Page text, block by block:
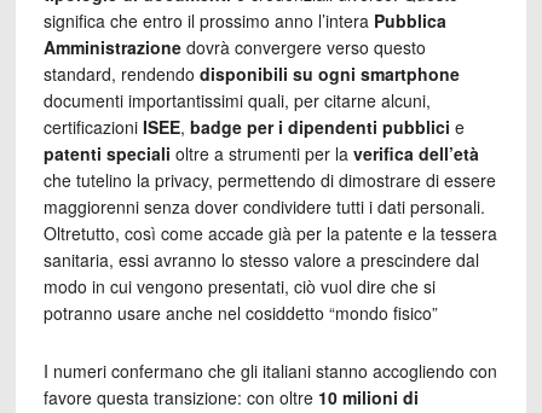
significa che entro il prossimo anno l’intera Pubblica
Amministrazionedovrà convergere verso questo
standard, rendendo disponibili su ogni smartphone
documenti importantissimi quali, per citarne alcuni,
certificazioni ISEE, badge per i dipendenti pubblici e
patenti speciali oltre a strumenti per la verifica dell’età
che tutelino la privacy, permettendo di dimostrare di essere
maggiorenni senza dover condividere tutti i dati personali.
Oltretutto, così come accade già per la patente e la tessera
sanitaria, essi avranno lo stesso valore a prescindere dal
modo in cui vengono presentati, ciò vuol dire che si
potranno usare anche nel cosiddetto “mondo fisico”
I numeri confermano che gli italiani stanno accogliendo con
favore questa transizione: con oltre 10 milioni di